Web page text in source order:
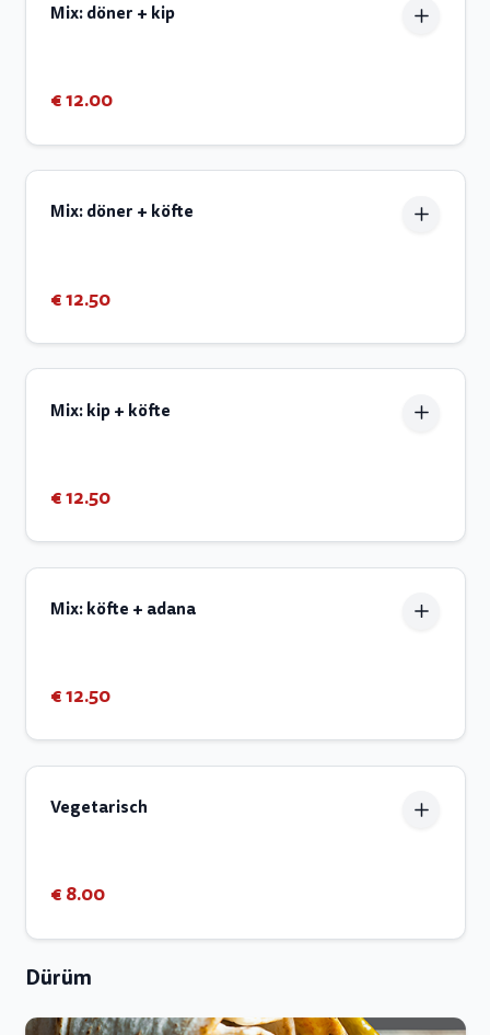
Mix: döner + kip
€ 12.00
Mix: döner + köfte
€ 12.50
Mix: kip + köfte
€ 12.50
Mix: köfte + adana
€ 12.50
Vegetarisch
€ 8.00
Dürüm